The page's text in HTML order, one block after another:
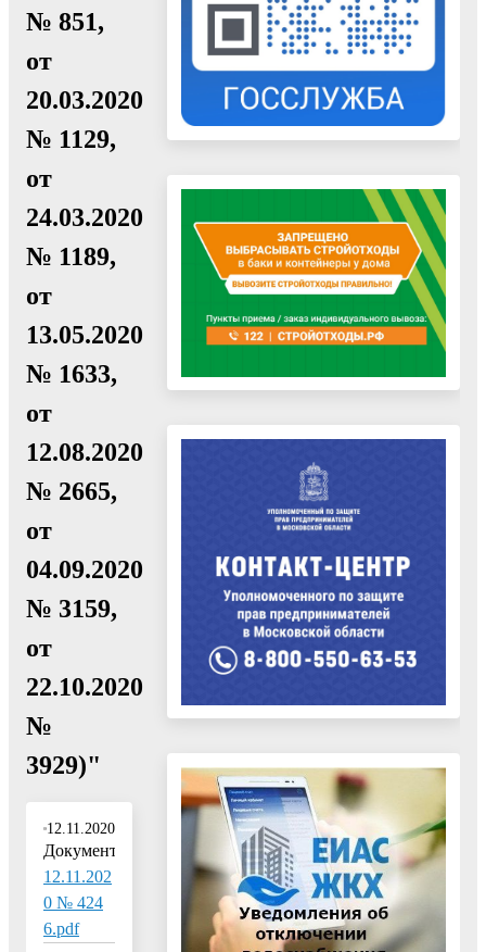
№ 851,
от
20.03.2020
№ 1129,
от
24.03.2020
№ 1189,
от
13.05.2020
№ 1633,
от
12.08.2020
№ 2665,
от
04.09.2020
№ 3159,
от
22.10.2020
№
3929)"
12.11.2020
Документ:
12.11.202
0 № 424
6.pdf